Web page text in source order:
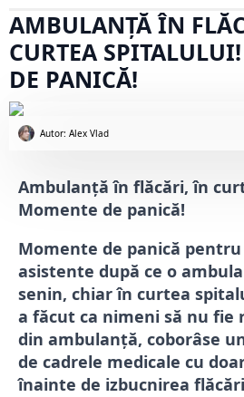
AMBULANȚĂ ÎN
CURTEA
DE PANICĂ!
Autor: Alex Vlad
Ambulanță în flăcări, în
Momente de panică!
Momente de panică
asistente după ce o
senin, chiar în curtea
a făcut ca nimeni să nu fie
din ambulanță, coborâse
de cadrele medicale cu
înainte de izbucnirea